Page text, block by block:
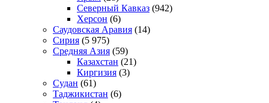
Северный Кавказ (942)
Херсон (6)
Саудовская Аравия (14)
Сирия (5 975)
Средняя Азия (59)
Казахстан (21)
Киргизия (3)
Судан (61)
Таджикистан (6)